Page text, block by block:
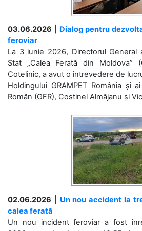
03.06.2026
Dialog pentru
feroviar
La 3 iunie 2026, Directorul General
Stat „Calea Ferată din Moldova”
Cotelinic, a avut o întrevedere de
Holdingului GRAMPET România și
Român (GFR), Costinel Almăjanu și
02.06.2026
Un nou accident la
calea ferată
Un nou incident feroviar a fost